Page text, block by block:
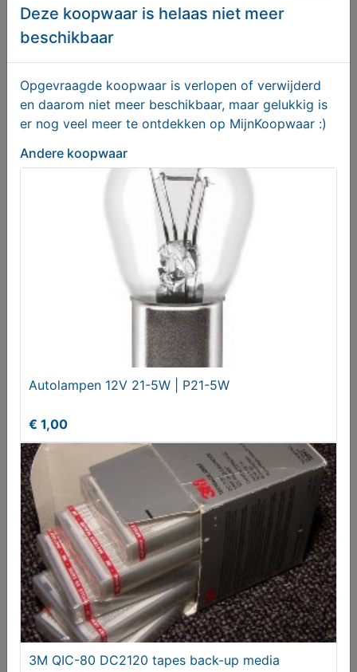
SEAT Arona 1.0 TSI Xperience
BUULS Bier - Cadeauverpakking - 3-pack
Aangeboden
Deze koopwaar is helaas niet meer
beschikbaar
Opgevraagde koopwaar is verlopen of verwijderd
en daarom niet meer beschikbaar, maar gelukkig is
er nog veel meer te ontdekken op MijnKoopwaar :)
Andere koopwaar
Autolampen 12V 21-5W | P21-5W
€ 1,00
3M QIC-80 DC2120 tapes back-up media